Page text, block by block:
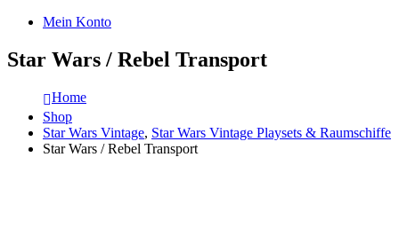
Mein Konto
Star Wars / Rebel Transport
Home
Shop
Star Wars Vintage, Star Wars Vintage Playsets & Raumschiffe
Star Wars / Rebel Transport